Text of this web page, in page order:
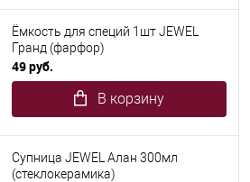
Ёмкость для специй 1шт JEWEL
Гранд (фарфор)
49 руб.
В корзину
Супница JEWEL Алан 300мл
(стеклокерамика)